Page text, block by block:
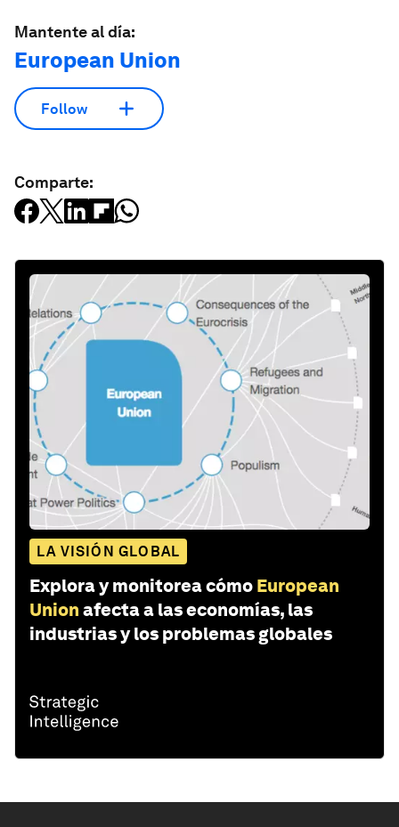
Mantente al día:
European Union
Follow
Comparte:
LA VISIÓN GLOBAL
Explora y monitorea cómo European
Union afecta a las economías, las
industrias y los problemas globales